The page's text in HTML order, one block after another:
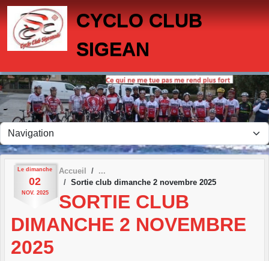
CYCLO CLUB
SIGEAN
Le dimanche
02
NOV. 2025
Accueil
Sortie club dimanche 2 novembre 2025
SORTIE CLUB
DIMANCHE 2 NOVEMBRE
2025
Panneau de gestion des cookies